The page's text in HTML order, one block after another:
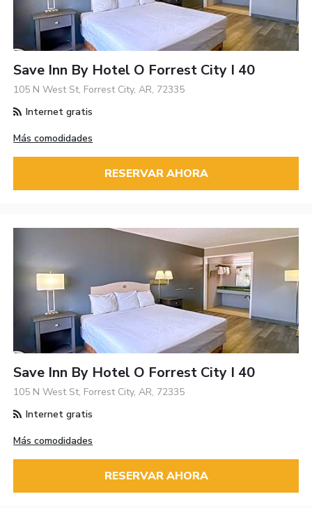
Save Inn By Hotel O Forrest City I 40
105 N West St, Forrest City, AR, 72335
Internet gratis
Más comodidades
RESERVAR AHORA
Save Inn By Hotel O Forrest City I 40
105 N West St, Forrest City, AR, 72335
Internet gratis
Más comodidades
RESERVAR AHORA